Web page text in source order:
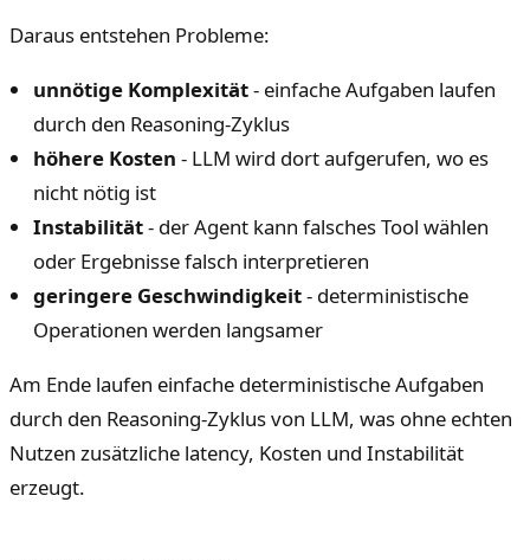
Daraus entstehen Probleme:
unnötige Komplexität- einfache Aufgaben laufen
durch den Reasoning-Zyklus
höhere Kosten - LLM wird dort aufgerufen, wo es
nicht nötig ist
Instabilität- der Agent kann falsches Tool wählen
oder Ergebnisse falsch interpretieren
geringere Geschwindigkeit- deterministische
Operationen werden langsamer
Am Ende laufen einfache deterministische Aufgaben
durch den Reasoning-Zyklus von LLM, was ohne echten
Nutzen zusätzliche latency, Kosten und Instabilität
erzeugt.